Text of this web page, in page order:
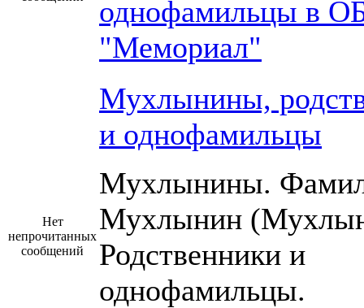
однофамильцы в
"Мемориал"
Нет
непрочитанных
сообщений
Мухлынины,
и однофамильцы
Мухлынины.
Мухлынин
Родственники и
однофамильцы.